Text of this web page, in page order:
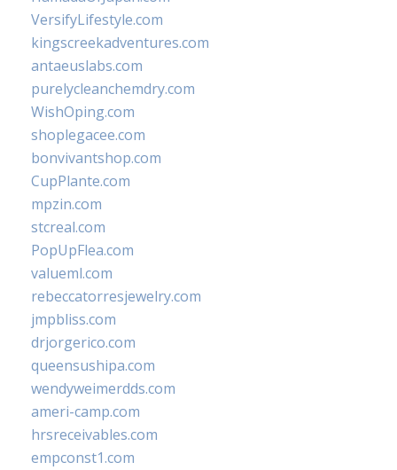
VersifyLifestyle.com
kingscreekadventures.com
antaeuslabs.com
purelycleanchemdry.com
WishOping.com
shoplegacee.com
bonvivantshop.com
CupPlante.com
mpzin.com
stcreal.com
PopUpFlea.com
valueml.com
rebeccatorresjewelry.com
jmpbliss.com
drjorgerico.com
queensushipa.com
wendyweimerdds.com
ameri-camp.com
hrsreceivables.com
empconst1.com